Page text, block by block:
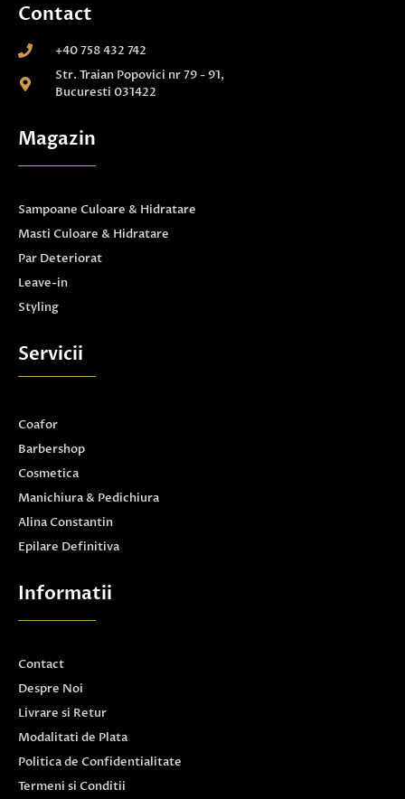
Contact
+40 758 432 742
Str. Traian Popovici nr 79 - 91,
Bucuresti 031422
Magazin
Sampoane Culoare & Hidratare
Masti Culoare & Hidratare
Par Deteriorat
Leave-in
Styling
Servicii
Coafor
Barbershop
Cosmetica
Manichiura & Pedichiura
Alina Constantin
Epilare Definitiva
Informatii
Contact
Despre Noi
Livrare si Retur
Modalitati de Plata
Politica de Confidentialitate
Termeni si Conditii